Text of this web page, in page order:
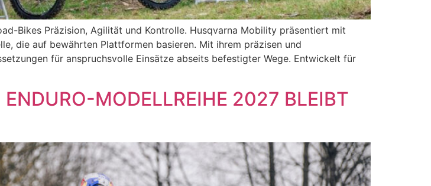
Bikes Präzision, Agilität und Kontrolle. Husqvarna Mobility präsentiert mit
die auf bewährten Plattformen basieren. Mit ihrem präzisen und
für anspruchsvolle Einsätze abseits befestigter Wege. Entwickelt für
MODELLREIHE 2027 BLEIBT